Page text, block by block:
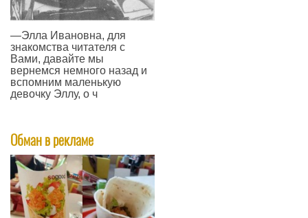
—Элла Ивановна, для
знакомства читателя с
Вами, давайте мы
вернемся немного назад и
вспомним маленькую
девочку Эллу, о ч
Обман в рекламе